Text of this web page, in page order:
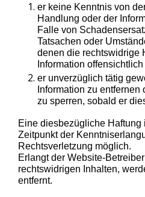
er keine Kenntnis von
Handlung oder der
Falle von
Tatsachen oder
denen die rechtswidrige
Information
er unverzüglich tätig
Information zu
zu sperren, sobald er
Eine diesbezügliche Haftung
Zeitpunkt der
Rechtsverletzung möglich.
Erlangt der Website-
rechtswidrigen Inhalten,
entfernt.